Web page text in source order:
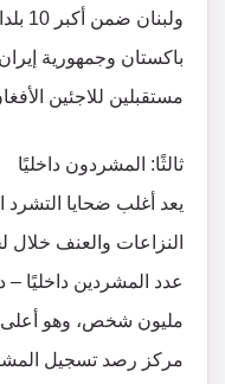
باكستان وجمهورية إيران
مستقبلين للاجئين
ثالثًا: المشردون داخليًا
يعد أغلب ضحايا التشرد
مليون شخص، وهو أعلى